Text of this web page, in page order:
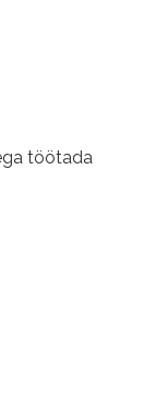
töötada